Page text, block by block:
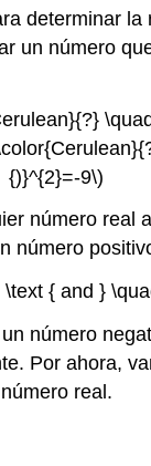
determinar la
un número
{)}^{2}=-9\)
número real
número
{ and }
número
Por ahora,
real.